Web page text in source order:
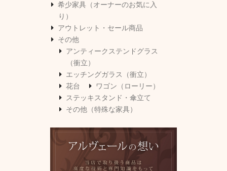
希少家具（オーナーのお気に入
り）
アウトレット・セール商品
その他
アンティークステンドグラス
（衝立）
エッチングガラス（衝立）
花台
ワゴン（ローリー）
ステッキスタンド・傘立て
その他（特殊な家具）